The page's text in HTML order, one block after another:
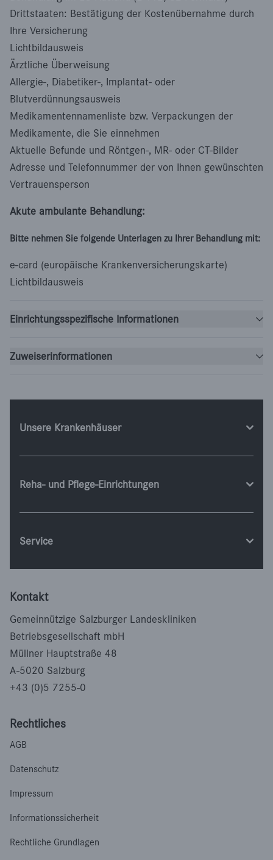
Drittstaaten: Bestätigung der Kostenübernahme durch
Ihre Versicherung
Lichtbildausweis
Ärztliche Überweisung
Allergie-, Diabetiker-, Implantat- oder
Blutverdünnungsausweis
Medikamentennamenliste bzw. Verpackungen der
Medikamente, die Sie einnehmen
Aktuelle Befunde und Röntgen-, MR- oder CT-Bilder
Adresse und Telefonnummer der von Ihnen gewünschten
Vertrauensperson
Akute ambulante Behandlung:
Bitte nehmen Sie folgende Unterlagen zu Ihrer Behandlung mit:
e-card (europäische Krankenversicherungskarte)
Lichtbildausweis
Einrichtungsspezifische Informationen
Zuweiserinformationen
Unsere Krankenhäuser
Reha- und Pflege-Einrichtungen
Service
Kontakt
Gemeinnützige Salzburger Landeskliniken
Betriebsgesellschaft mbH
Müllner Hauptstraße 48
A-5020 Salzburg
+43 (0)5 7255-0
Rechtliches
AGB
Datenschutz
Impressum
Informationssicherheit
Rechtliche Grundlagen